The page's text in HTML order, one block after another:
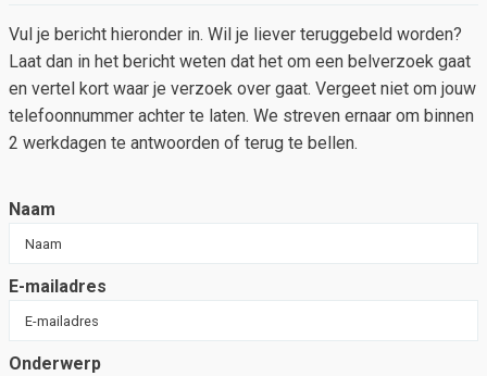
Vul je bericht hieronder in. Wil je liever teruggebeld worden?
Laat dan in het bericht weten dat het om een belverzoek gaat
en vertel kort waar je verzoek over gaat. Vergeet niet om jouw
telefoonnummer achter te laten. We streven ernaar om binnen
2 werkdagen te antwoorden of terug te bellen.
Naam
E-mailadres
Onderwerp